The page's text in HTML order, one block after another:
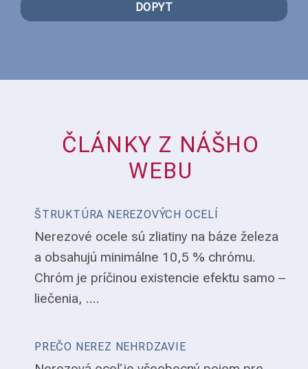
DOPYT
ČLÁNKY Z NÁŠHO
WEBU
ŠTRUKTÚRA NEREZOVÝCH OCELÍ
Nerezové ocele sú zliatiny na báze železa
a obsahujú minimálne 10,5 % chrómu.
Chróm je príčinou existencie efektu samo –
liečenia, ....
PREČO NEREZ NEHRDZAVIE